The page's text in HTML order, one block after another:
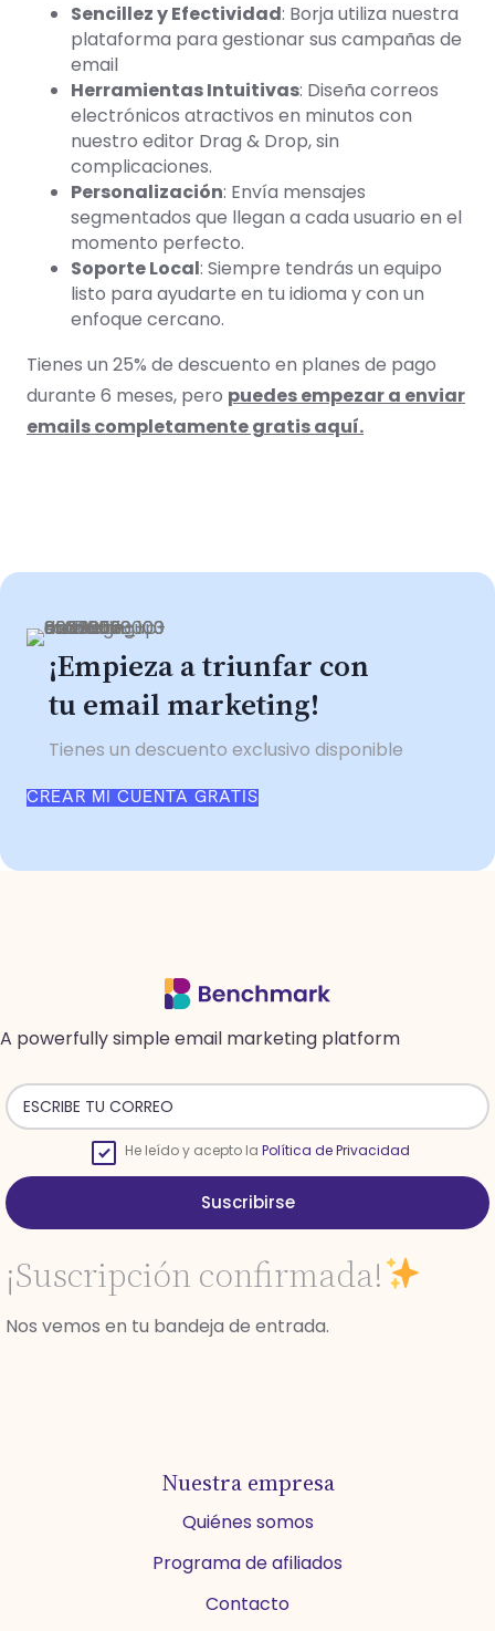
Sencillez y Efectividad: Borja utiliza nuestra
plataforma para gestionar sus campañas de
email
Herramientas Intuitivas: Diseña correos
electrónicos atractivos en minutos con
nuestro editor Drag & Drop, sin
complicaciones.
Personalización: Envía mensajes
segmentados que llegan a cada usuario en el
momento perfecto.
Soporte Local: Siempre tendrás un equipo
listo para ayudarte en tu idioma y con un
enfoque cercano.
Tienes un 25% de descuento en planes de pago
durante 6 meses, pero puedes empezar a enviar
emails completamente gratis aquí.
¡Empieza a triunfar con
tu email marketing!
Tienes un descuento exclusivo disponible
CREAR MI CUENTA GRATIS
A powerfully simple email marketing platform
He leído y acepto la Política de Privacidad
Suscribirse
¡Suscripción confirmada!
Nos vemos en tu bandeja de entrada.
Nuestra empresa
Quiénes somos
Programa de afiliados
Contacto